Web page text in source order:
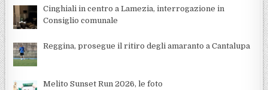
Cinghiali in centro a Lamezia, interrogazione in
Consiglio comunale
Reggina, prosegue il ritiro degli amaranto a Cantalupa
Melito Sunset Run 2026, le foto